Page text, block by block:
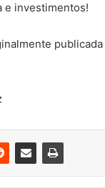
e investimentos!
publicada